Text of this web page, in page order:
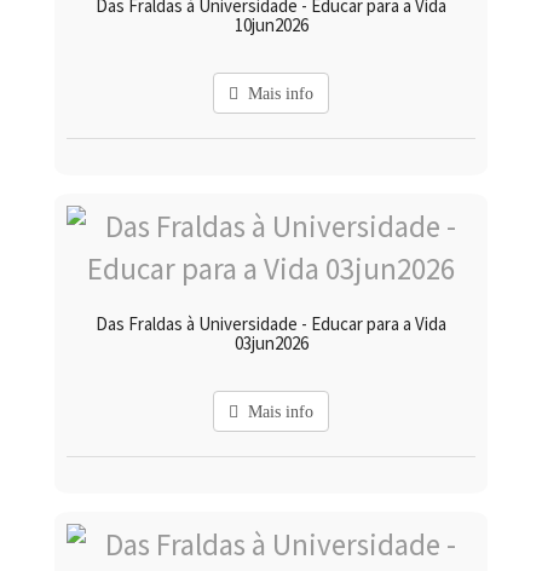
Das Fraldas à Universidade - Educar para a Vida
10jun2026
Mais info
Das Fraldas à Universidade - Educar para a Vida
03jun2026
Mais info